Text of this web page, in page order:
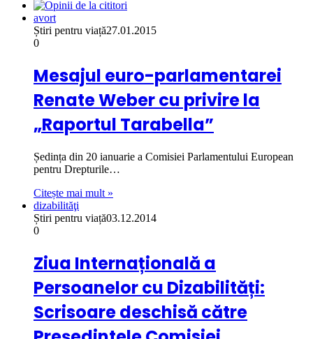
avort
Știri pentru viață27.01.2015
0
Mesajul euro-parlamentarei
Renate Weber cu privire la
„Raportul Tarabella”
Ședința din 20 ianuarie a Comisiei Parlamentului European
pentru Drepturile…
Citește mai mult »
dizabilităţi
Știri pentru viață03.12.2014
0
Ziua Internațională a
Persoanelor cu Dizabilități:
Scrisoare deschisă către